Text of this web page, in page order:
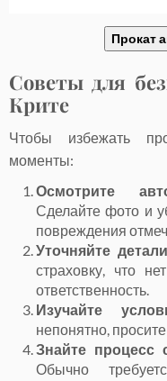
Прокат
Советы для
Крите
Чтобы избежать
моменты:
Осмотрите
Сделайте фото и
повреждения
Уточняйте
страховку, что
ответственность.
Изучайте
непонятно,
Знайте
Обычно